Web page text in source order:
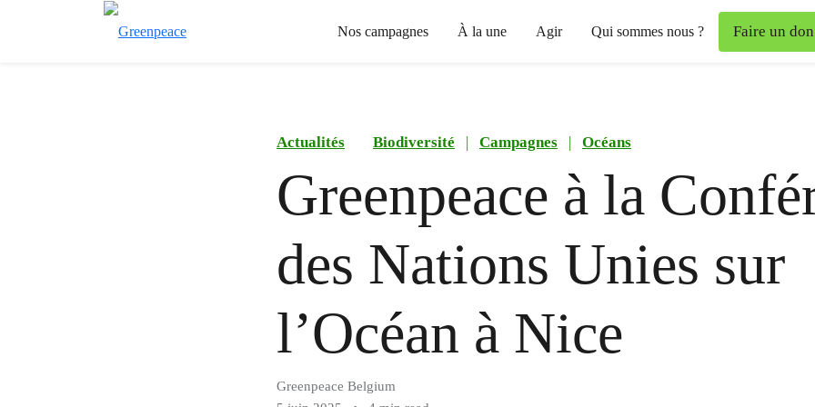
Nos campagnes À la une Agir Qui sommes nous ? Faire un don
Actualités Biodiversité | Campagnes | Océans
Greenpeace à la
des Nations Unies sur
l’Océan à Nice
Greenpeace Belgium